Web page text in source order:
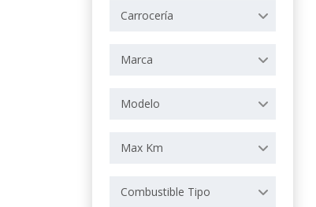
Carrocería
Marca
Modelo
Max Km
Combustible Tipo